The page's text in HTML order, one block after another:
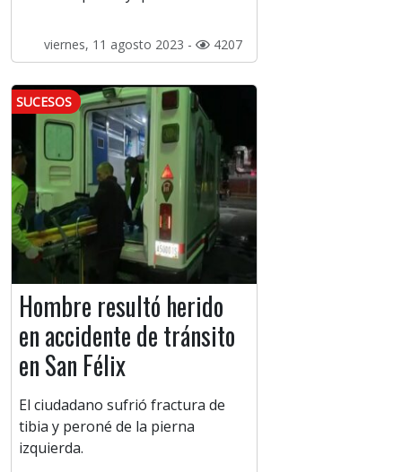
viernes, 11 agosto 2023 - 4207
SUCESOS
Hombre resultó herido
en accidente de tránsito
en San Félix
El ciudadano sufrió fractura de
tibia y peroné de la pierna
izquierda.